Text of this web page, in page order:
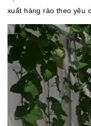
xuất hàng rào theo yêu